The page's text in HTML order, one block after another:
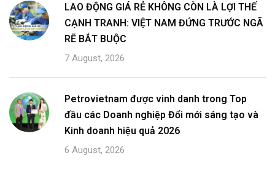
LAO ĐỘNG GIÁ RẺ KHÔNG CÒN LÀ LỢI THẾ
CẠNH TRANH: VIỆT NAM ĐỨNG TRƯỚC NGÃ
RẼ BẮT BUỘC
7 August, 2026
Petrovietnam được vinh danh trong Top
đầu các Doanh nghiệp Đổi mới sáng tạo và
Kinh doanh hiệu quả 2026
6 August, 2026